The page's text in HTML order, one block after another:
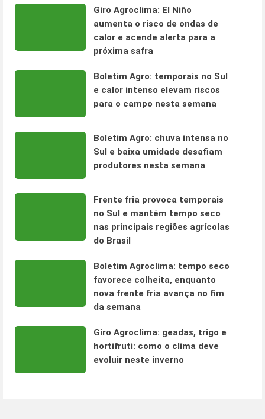
Giro Agroclima: El Niño
aumenta o risco de ondas de
calor e acende alerta para a
próxima safra
Boletim Agro: temporais no Sul
e calor intenso elevam riscos
para o campo nesta semana
Boletim Agro: chuva intensa no
Sul e baixa umidade desafiam
produtores nesta semana
Frente fria provoca temporais
no Sul e mantém tempo seco
nas principais regiões agrícolas
do Brasil
Boletim Agroclima: tempo seco
favorece colheita, enquanto
nova frente fria avança no fim
da semana
Giro Agroclima: geadas, trigo e
hortifruti: como o clima deve
evoluir neste inverno